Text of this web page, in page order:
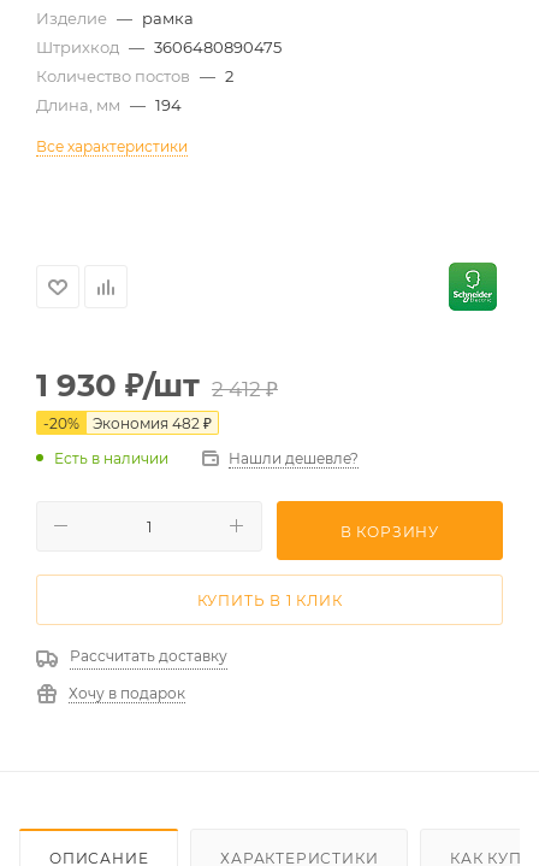
Изделие — рамка
Штрихкод — 3606480890475
Количество постов — 2
Длина, мм — 194
Все характеристики
1 930 ₽/шт 2 412₽
-20% Экономия 482 ₽
Есть в наличии
Нашли дешевле?
В КОРЗИНУ
КУПИТЬ В 1 КЛИК
Рассчитать доставку
Хочу в подарок
ОПИСАНИЕ ХАРАКТЕРИСТИКИ КАК